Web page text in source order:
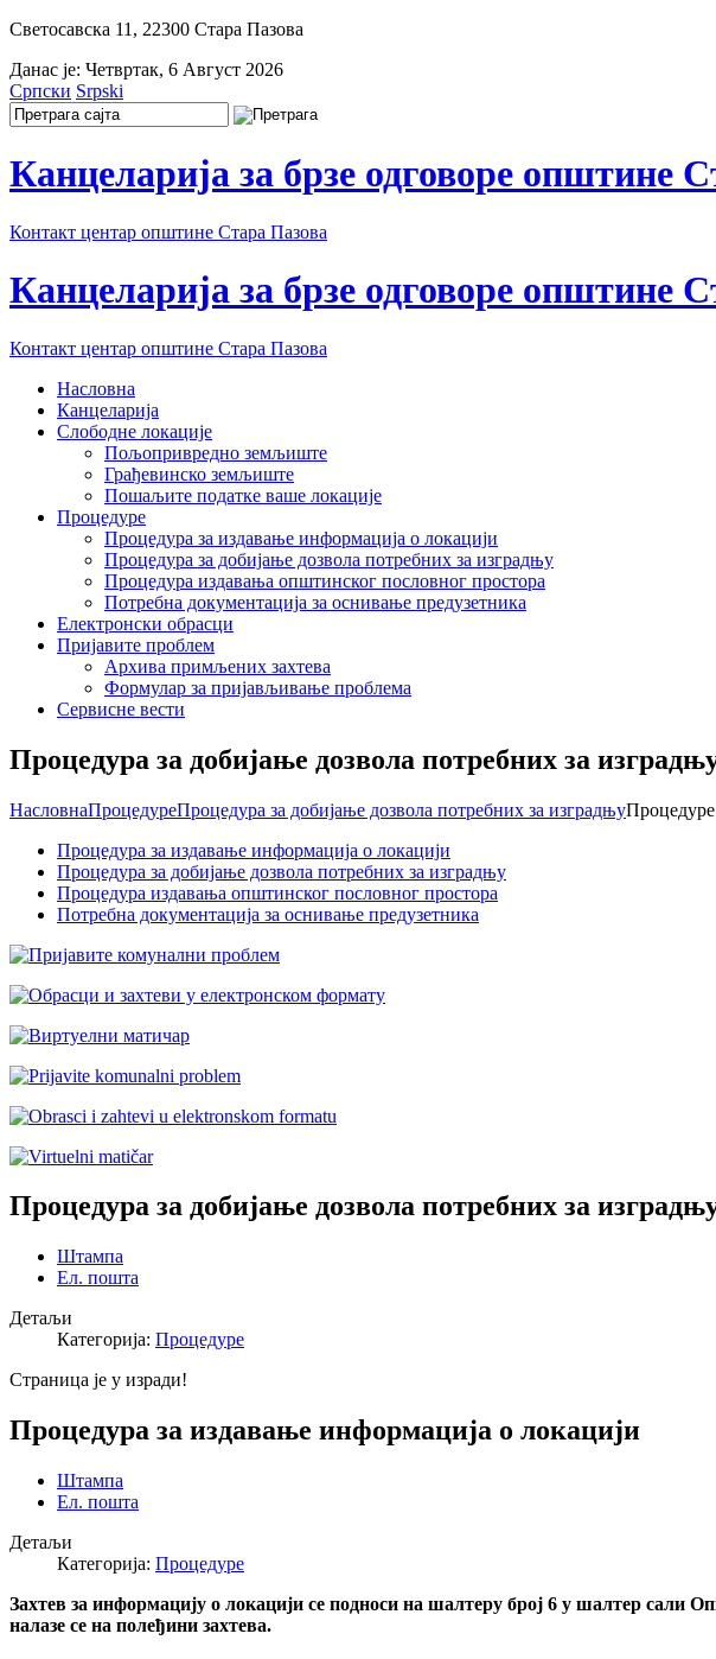
Светосавска 11, 22300 Стара Пазова
Данас је: Четвртак, 6 Август 2026
Српски Srpski
Канцеларија за брзе одговоре општине
Контакт центар општине Стара Пазова
Канцеларија за брзе одговоре општине
Контакт центар општине Стара Пазова
Насловна
Канцеларија
Слободне локације
Пољопривредно земљиште
Грађевинско земљиште
Пошаљите податке ваше локације
Процедуре
Процедура за издавање информација о локацији
Процедура за добијање дозвола потребних за изградњу
Процедура издавања општинског пословног простора
Потребна документација за оснивање предузетника
Електронски обрасци
Пријавите проблем
Архива примљених захтева
Формулар за пријављивање проблема
Сервисне вести
Процедура за добијање дозвола потребних за
НасловнаПроцедуреПроцедура за добијање дозвола потребних за изградњуПроцедуре
Процедура за издавање информација о локацији
Процедура за добијање дозвола потребних за изградњу
Процедура издавања општинског пословног простора
Потребна документација за оснивање предузетника
Процедура за добијање дозвола потребних за
Штампа
Ел. пошта
Детаљи
Категорија: Процедуре
Страница је у изради!
Процедура за издавање информација о локацији
Штампа
Ел. пошта
Детаљи
Категорија: Процедуре
Захтев за информацију о локацији се подноси на шалтеру број 6 у шалтер сали
налазе се на полеђини захтева.